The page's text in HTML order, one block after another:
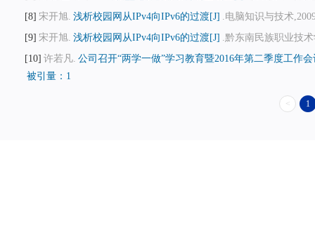
8 宋开旭. 浅析校园网从IPv4向IPv6的过渡[J] .电脑知识与技术
9 宋开旭. 浅析校园网从IPv4向IPv6的过渡[J] .黔东南民族职业技
10 许若凡. 公司召开“两学一做”学习教育暨2016年第二季度工作
被引量：1
< 1